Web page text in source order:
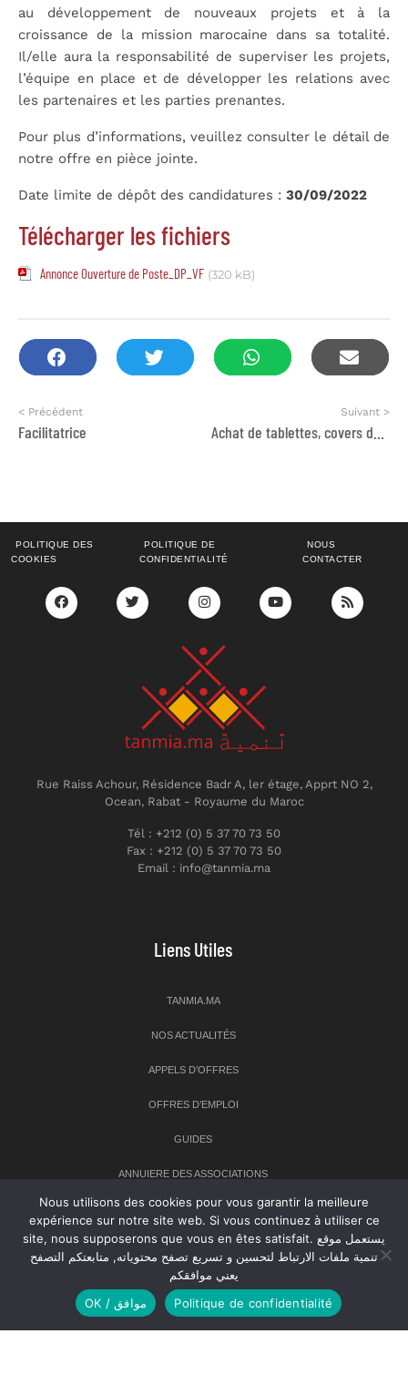
au développement de nouveaux projets et à la
croissance de la mission marocaine dans sa totalité.
Il/elle aura la responsabilité de superviser les projets,
l’équipe en place et de développer les relations avec
les partenaires et les parties prenantes.
Pour plus d’informations, veuillez consulter le détail de
notre offre en pièce jointe.
Date limite de dépôt des candidatures : 30/09/2022
Télécharger les fichiers
Annonce Ouverture de Poste_DP_VF (320 kB)
< Précédent
Facilitatrice
Suivant >
POLITIQUE DES
COOKIES
POLITIQUE DE
CONFIDENTIALITÉ
NOUS
CONTACTER
Rue Raiss Achour, Résidence Badr A, ler étage, Apprt NO 2,
Ocean, Rabat - Royaume du Maroc
Tél : +212 (0) 5 37 70 73 50
Fax : +212 (0) 5 37 70 73 50
Email : info@tanmia.ma
Liens Utiles
TANMIA.MA
NOS ACTUALITÉS
APPELS D’OFFRES
OFFRES D’EMPLOI
GUIDES
ANNUIERE DES ASSOCIATIONS
Newsletter
Inscrivez-vous à notre newsletter pour recevoir les dernières
nouvelles sur TANMIA
Nous utilisons des cookies pour vous garantir la meilleure
expérience sur notre site web. Si vous continuez à utiliser ce
site, nous supposerons que vous en êtes satisfait. يستعمل موقع
تنمية ملفات الارتباط لتحسين و تسريع تصفح محتوياته, متابعتكم التصفح
يعني موافقكم
OK / موافق
Politique de confidentialité